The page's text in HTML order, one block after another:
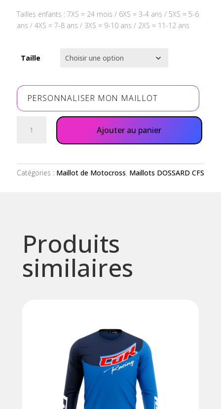
Tailles enfants : 7XS = 24 mois / 6XS = 3-4 ans / 5XS = 5-6
ans / 4XS = 7-8 ans / 3XS = 9-10 ans / 2XS = 11-12 ans
Taille
PERSONNALISER MON MAILLOT
RACING
DOSSARD
Ajouter au panier
Catégories : Maillot de Motocross, Maillots DOSSARD CFS
Produits
similaires